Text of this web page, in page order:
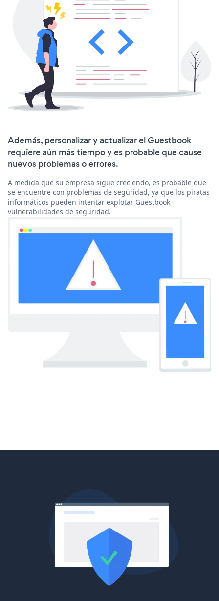
Además, personalizar y actualizar el Guestbook
requiere aún más tiempo y es probable que cause
nuevos problemas o errores.
A medida que su empresa sigue creciendo, es probable que
se encuentre con problemas de seguridad, ya que los piratas
informáticos pueden intentar explotar Guestbook
vulnerabilidades de seguridad.